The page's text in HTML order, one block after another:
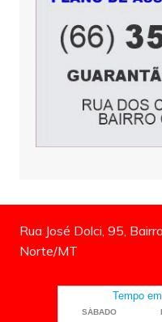
Rua José Dolci, 95,
Norte/MT